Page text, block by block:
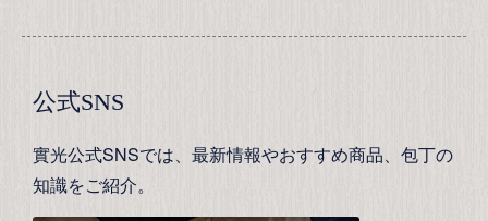
公式SNS
實光公式SNSでは、最新情報やおすすめ商品、包丁の
知識をご紹介。